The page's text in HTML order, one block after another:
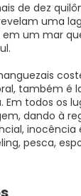
de dez
uma
um mar
também é
todos os
dando à
inocência
pesca,